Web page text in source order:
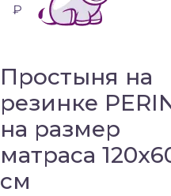
₽
Простыня на
резинке
на размер
матраса
см